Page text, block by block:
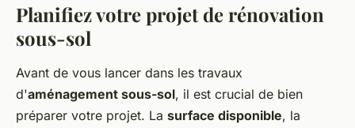
Planifiez votre projet de rénovation
sous-sol
Avant de vous lancer dans les travaux
d'aménagement sous-sol, il est crucial de bien
préparer votre projet. La surface disponible, la